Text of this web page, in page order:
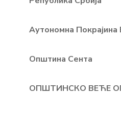
Аутономна Покрајина
Општина Сента
ОПШТИНСКО ВЕЋЕ